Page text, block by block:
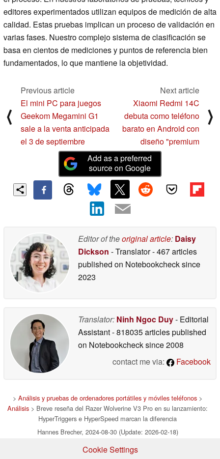
editores experimentados utilizan equipos de medición de alta
calidad. Estas pruebas implican un proceso de validación en
varias fases. Nuestro complejo sistema de clasificación se
basa en cientos de mediciones y puntos de referencia bien
fundamentados, lo que mantiene la objetividad.
⟨
Previous article
El mini PC para juegos
Geekom Megamini G1
sale a la venta anticipada
el 3 de septiembre
Next article
Xiaomi Redmi 14C
debuta como teléfono
barato en Android con
diseño "premium
⟩
Add as a preferred
source on Google
Editor of theoriginal article: Daisy
Dickson - Translator- 467 articles
published on Notebookchecksince
2023
Translator: Ninh Ngoc Duy- Editorial
Assistant- 818035 articles published
on Notebookchecksince 2008
contact me via:
Facebook
> Análisis y pruebas de ordenadores portátiles y móviles teléfonos >
Análisis > Breve reseña del Razer Wolverine V3 Pro en su lanzamiento:
HyperTriggers e HyperSpeed marcan la diferencia
Hannes Brecher, 2024-08-30 (Update: 2026-02-18)
Cookie Settings